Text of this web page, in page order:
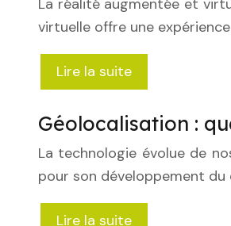
La réalité augmentée et
virtuelle offre une
Lire la suite
Géolocalisation :
La technologie évolue de
pour son développement
Lire la suite